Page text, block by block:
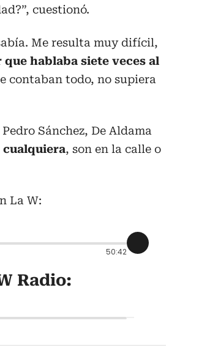
cuestionó.
Me resulta muy difícil,
que hablaba siete veces al
contaban todo, no supiera
Sánchez, De Aldama
cualquiera, son en la calle o
La W:
50:42
Radio: